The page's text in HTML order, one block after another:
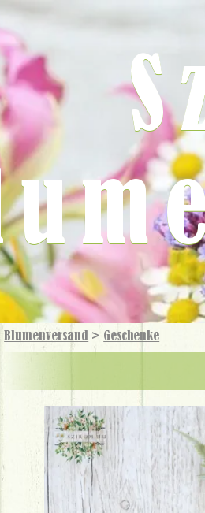
Blumenversand > Geschenke